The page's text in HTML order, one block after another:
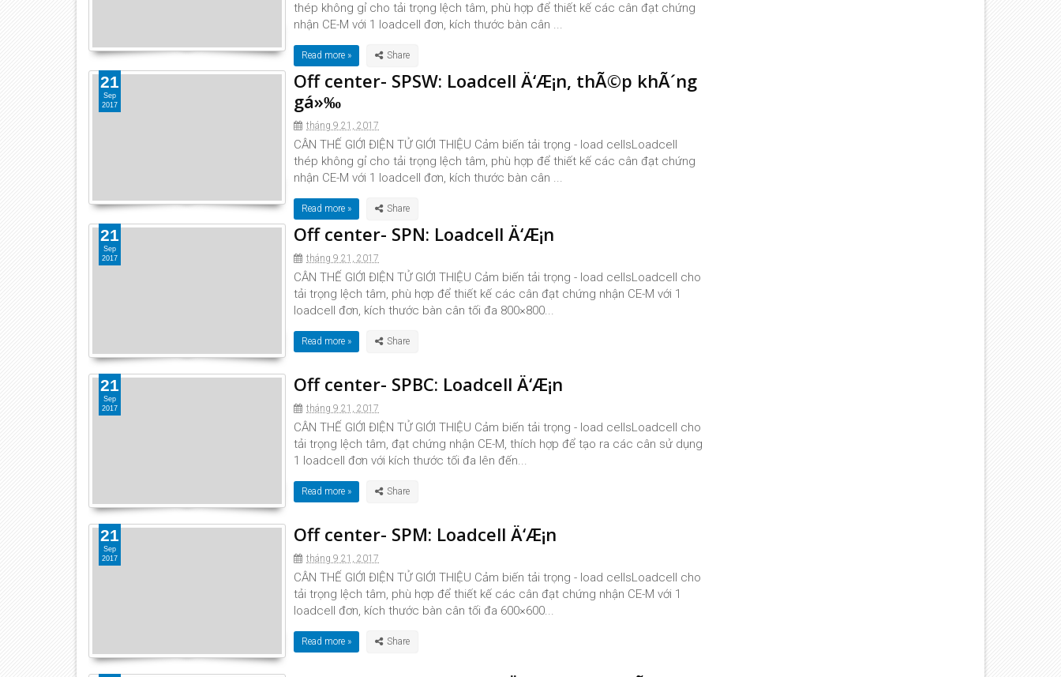
thép không gỉ cho tải trọng lệch tâm, phù hợp để thiết kế các cân đạt chứng
nhận CE-M với 1 loadcell đơn, kích thước bàn cân ...
Read more »
Off center- SPSW: Loadcell Ä‘Æ¡n, thÃ©p khÃ´ng
gá»‰
tháng 9 21, 2017
CÂN THẾ GIỚI ĐIỆN TỬ GIỚI THIỆU Cảm biến tải trọng - load cellsLoadcell
thép không gỉ cho tải trọng lệch tâm, phù hợp để thiết kế các cân đạt chứng
nhận CE-M với 1 loadcell đơn, kích thước bàn cân ...
Read more »
21
Sep
2017
Off center- SPN: Loadcell Ä‘Æ¡n
tháng 9 21, 2017
CÂN THẾ GIỚI ĐIỆN TỬ GIỚI THIỆU Cảm biến tải trọng - load cellsLoadcell cho
tải trọng lệch tâm, phù hợp để thiết kế các cân đạt chứng nhận CE-M với 1
loadcell đơn, kích thước bàn cân tối đa 800×800...
Read more »
21
Sep
2017
Off center- SPBC: Loadcell Ä‘Æ¡n
tháng 9 21, 2017
CÂN THẾ GIỚI ĐIỆN TỬ GIỚI THIỆU Cảm biến tải trọng - load cellsLoadcell cho
tải trọng lệch tâm, đạt chứng nhận CE-M, thích hợp để tạo ra các cân sử dụng
1 loadcell đơn với kích thước tối đa lên đến...
Read more »
21
Sep
2017
Off center- SPM: Loadcell Ä‘Æ¡n
tháng 9 21, 2017
CÂN THẾ GIỚI ĐIỆN TỬ GIỚI THIỆU Cảm biến tải trọng - load cellsLoadcell cho
tải trọng lệch tâm, phù hợp để thiết kế các cân đạt chứng nhận CE-M với 1
loadcell đơn, kích thước bàn cân tối đa 600×600...
Read more »
21
Sep
2017